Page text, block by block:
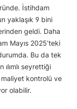
İstihdam
yaklaşık 9 bini
geldi. Daha
Mayıs 2025’teki
Bu da tek
seyrettiği
kontrolü ve
olabilir.